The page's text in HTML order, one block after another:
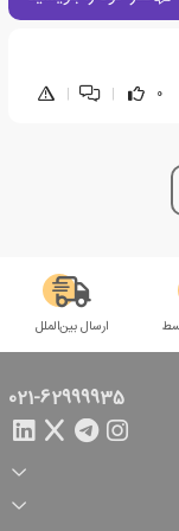
0
|
|
ارسال بین‌الملل
021-62999935